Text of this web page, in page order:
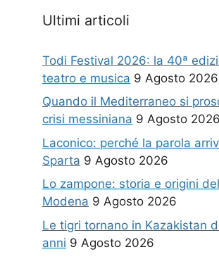
Ultimi articoli
Todi Festival 2026: la 40ª
teatro e musica 9 Agosto 2026
Quando il Mediterraneo si
crisi messiniana 9 Agosto 2026
Laconico: perché la parola
Sparta 9 Agosto 2026
Lo zampone: storia e origini
Modena 9 Agosto 2026
Le tigri tornano in Kazakistan
anni 9 Agosto 2026